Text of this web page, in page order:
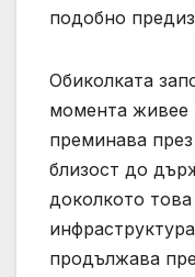
подобно
Обиколката
момента живее
преминава
близост до
доколкото
продължава